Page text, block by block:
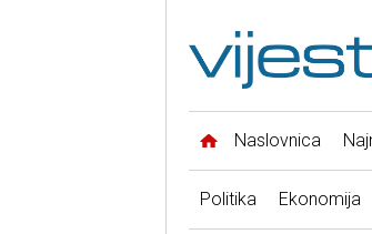
Naslovnica
Politika Ekonomija